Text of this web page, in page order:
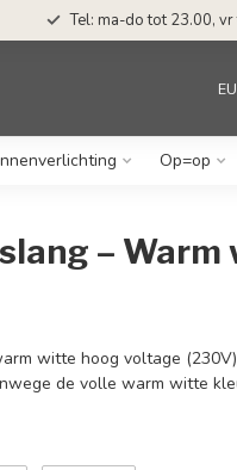
Tel: ma-do tot 23.00,
Op=op
– Warm
witte hoog voltage
de volle warm witte